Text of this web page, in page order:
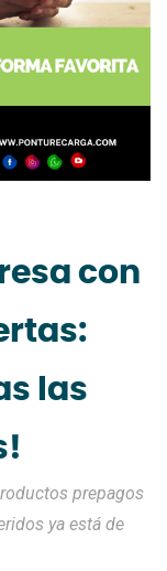
con
las
prepagos
ya está de